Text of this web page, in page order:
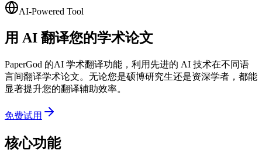
AI-Powered Tool
用 AI 翻译您的学术论文
PaperGod 的AI 学术翻译功能，利用先进的 AI 技术在不同语
言间翻译学术论文。无论您是硕博研究生还是资深学者，都能
显著提升您的翻译辅助效率。
免费试用
核心功能